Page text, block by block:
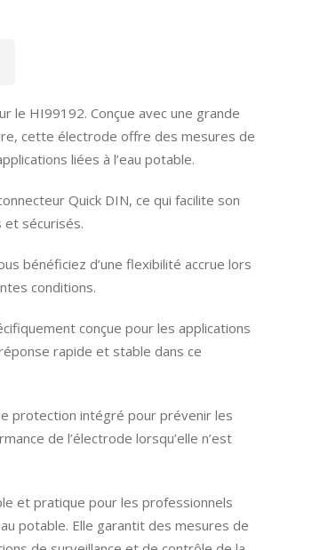
le HI99192. Conçue avec une grande
cette électrode offre des mesures de
liées à l’eau potable.
Quick DIN, ce qui facilite son
sécurisés.
bénéficiez d’une flexibilité accrue lors
conditions.
conçue pour les applications
rapide et stable dans ce
protection intégré pour prévenir les
de l’électrode lorsqu’elle n’est
et pratique pour les professionnels
potable. Elle garantit des mesures de